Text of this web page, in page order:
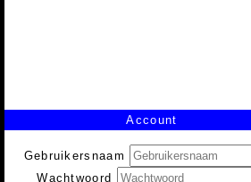
Account
Gebruikersnaam
Wachtwoord